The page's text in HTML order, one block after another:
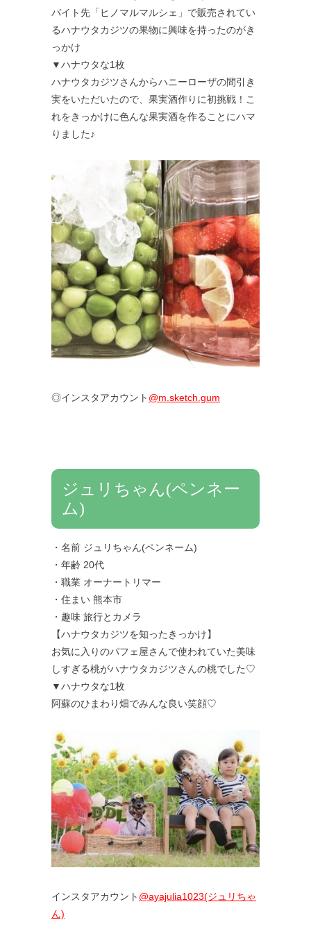
バイト先「ヒノマルマルシェ」で販売されてい
るハナウタカジツの果物に興味を持ったのがき
っかけ
▼ハナウタな1枚
ハナウタカジツさんからハニーローザの間引き
実をいただいたので、果実酒作りに初挑戦！こ
れをきっかけに色んな果実酒を作ることにハマ
りました♪
◎インスタアカウント @m.sketch.gum
ジュリちゃん(ペンネー
ム)
・名前 ジュリちゃん(ペンネーム)
・年齢 20代
・職業 オーナートリマー
・住まい 熊本市
・趣味 旅行とカメラ
【ハナウタカジツを知ったきっかけ】
お気に入りのパフェ屋さんで使われていた美味
しすぎる桃がハナウタカジツさんの桃でした♡
▼ハナウタな1枚
阿蘇のひまわり畑でみんな良い笑顔♡
インスタアカウント @ayajulia1023(ジュリちゃ
ん)